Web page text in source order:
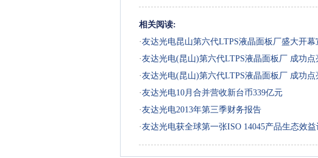
相关阅读:
·友达光电昆山第六代LTPS液晶面板厂盛大开
力LTPS面板厂
·友达光电(昆山)第六代LTPS液晶面板厂 成功
快速量产记录 展现领先LTPS技术实力
·友达光电(昆山)第六代LTPS液晶面板厂 成功
快速量产记录 展现领先LTPS技术实力
·友达光电10月合并营收新台币339亿元
·友达光电2013年第三季财务报告
·友达光电获全球第一张ISO 14045产品生态效益